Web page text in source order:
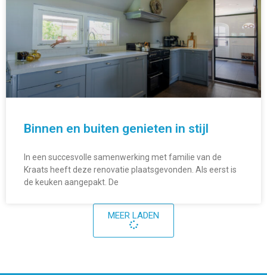
Binnen en buiten genieten in stijl
In een succesvolle samenwerking met familie van de
Kraats heeft deze renovatie plaatsgevonden. Als eerst is
de keuken aangepakt. De
MEER LADEN